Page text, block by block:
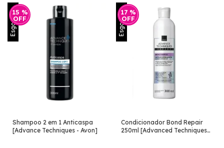
15 %
OFF
Esgotado
Shampoo 2 em 1 Anticaspa
[Advance Techniques - Avon]
17 %
OFF
Esgotado
Condicionador Bond Repair
250ml [Advanced Techniques